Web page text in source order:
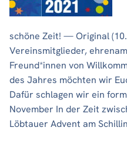
schöne Zeit! — Original
Vereinsmitglieder,
Freund*innen von
des Jahres möchten wir
Dafür schlagen wir ein
November In der Zeit
Löbtauer Advent am